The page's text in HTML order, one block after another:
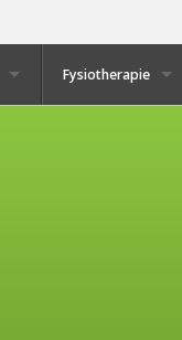
Fysiotherapie